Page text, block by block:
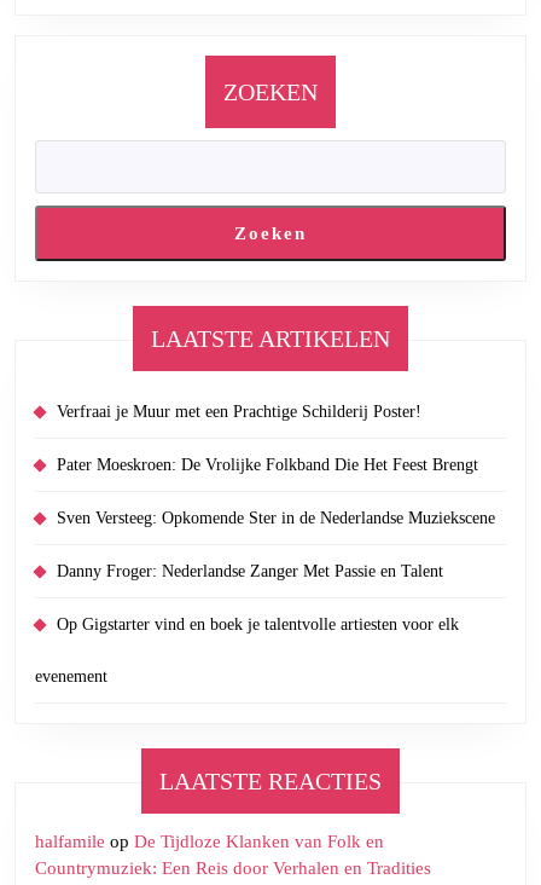
ZOEKEN
Zoeken
LAATSTE ARTIKELEN
Verfraai je Muur met een Prachtige Schilderij Poster!
Pater Moeskroen: De Vrolijke Folkband Die Het Feest Brengt
Sven Versteeg: Opkomende Ster in de Nederlandse Muziekscene
Danny Froger: Nederlandse Zanger Met Passie en Talent
Op Gigstarter vind en boek je talentvolle artiesten voor elk
evenement
LAATSTE REACTIES
halfamile op De Tijdloze Klanken van Folk en
Countrymuziek: Een Reis door Verhalen en Tradities